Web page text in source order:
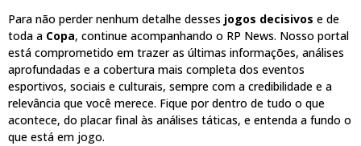
Para não perder nenhum detalhe desses jogos decisivos e de
toda a Copa, continue acompanhando o RP News. Nosso portal
está comprometido em trazer as últimas informações, análises
aprofundadas e a cobertura mais completa dos eventos
esportivos, sociais e culturais, sempre com a credibilidade e a
relevância que você merece. Fique por dentro de tudo o que
acontece, do placar final às análises táticas, e entenda a fundo o
que está em jogo.